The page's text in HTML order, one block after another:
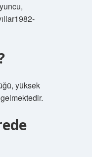
yüksek